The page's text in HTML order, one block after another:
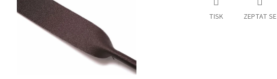
TISK ZEPTAT SE